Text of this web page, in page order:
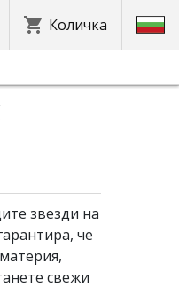
Количка
звезди на
че
свежи